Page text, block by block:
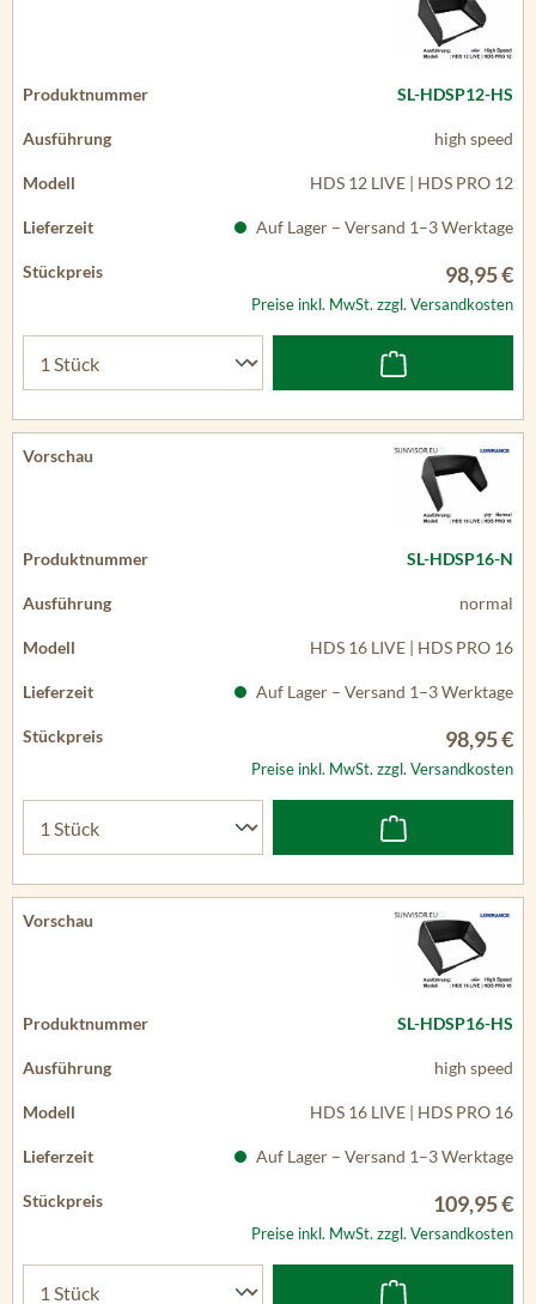
SL-HDSP12-HS
high speed
HDS 12 LIVE | HDS PRO 12
Auf Lager – Versand 1–3 Werktage
98,95 €
Preise inkl. MwSt. zzgl. Versandkosten
SL-HDSP16-N
normal
HDS 16 LIVE | HDS PRO 16
Auf Lager – Versand 1–3 Werktage
98,95 €
Preise inkl. MwSt. zzgl. Versandkosten
SL-HDSP16-HS
high speed
HDS 16 LIVE | HDS PRO 16
Auf Lager – Versand 1–3 Werktage
109,95 €
Preise inkl. MwSt. zzgl. Versandkosten